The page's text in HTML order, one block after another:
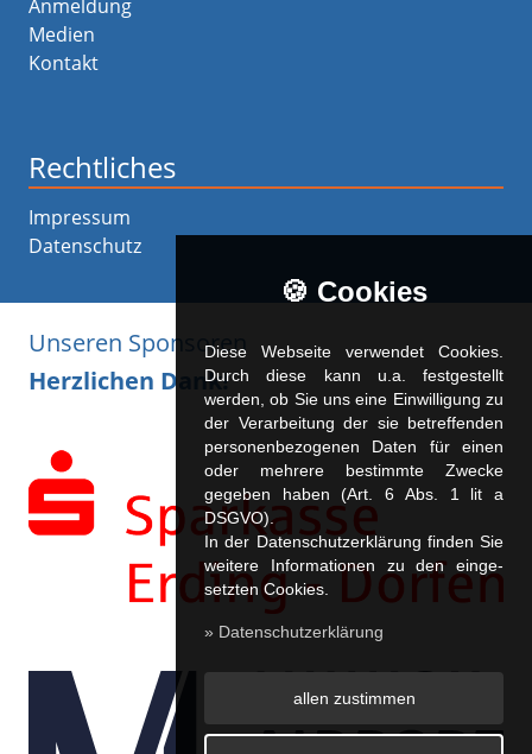
Anmeldung
Medien
Kontakt
Rechtliches
Impressum
Datenschutz
Unseren Sponsoren
Herzlichen Dank!
🍪 Cookies
Diese Webseite verwendet Cookies.
Durch diese kann u.a. fest­ge­stellt
werden, ob Sie uns eine Einwilligung zu
der Verarbeitung der sie betreffenden
personenbezogenen Daten für einen
oder mehrere bestimmte Zwecke
gegeben haben (Art. 6 Abs. 1 lit a
DSGVO).
In der Datenschutzerklärung finden Sie
weitere Informationen zu den ein­ge­
setz­ten Cookies.
» Datenschutzerklärung
allen zustimmen